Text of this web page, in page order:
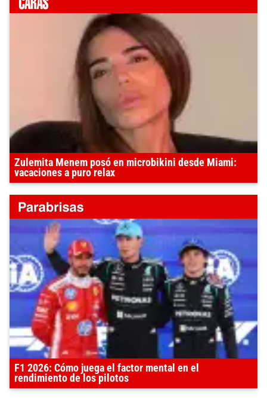
Zulemita Menem posó en microbikini desde Miami:
vacaciones a puro relax
F1 2026: Cómo juega el factor mental en el
rendimiento de los pilotos